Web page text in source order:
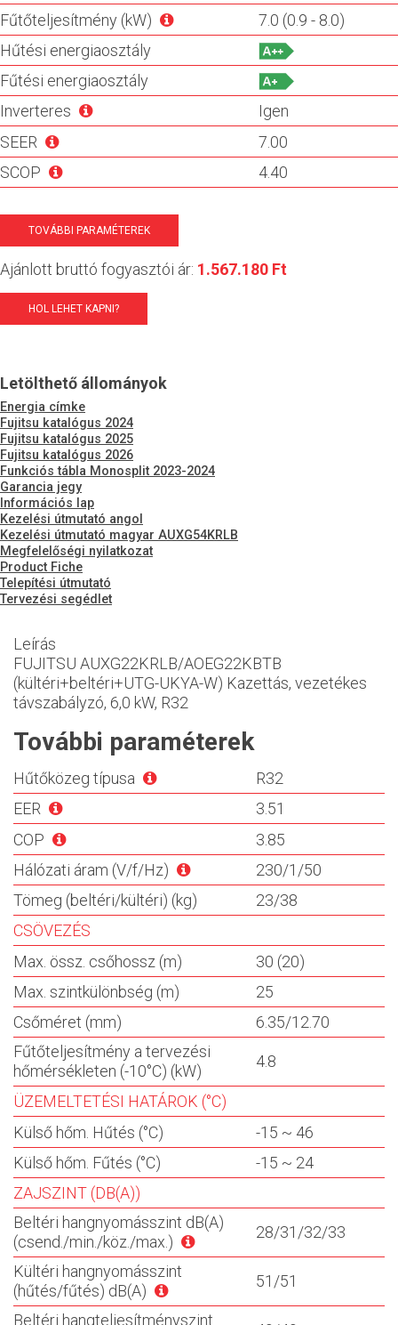
Fűtőteljesítmény (kW)
7.0 (0.9 - 8.0)
Hűtési energiaosztály
Fűtési energiaosztály
Inverteres
Igen
SEER
7.00
SCOP
4.40
TOVÁBBI PARAMÉTEREK
Ajánlott bruttó fogyasztói ár: 1.567.180 Ft
HOL LEHET KAPNI?
Letölthető állományok
Energia címke
Fujitsu katalógus 2024
Fujitsu katalógus 2025
Fujitsu katalógus 2026
Funkciós tábla Monosplit 2023-2024
Garancia jegy
Információs lap
Kezelési útmutató angol
Kezelési útmutató magyar AUXG54KRLB
Megfelelőségi nyilatkozat
Product Fiche
Telepítési útmutató
Tervezési segédlet
Leírás
FUJITSU AUXG22KRLB/AOEG22KBTB
(kültéri+beltéri+UTG-UKYA-W) Kazettás, vezetékes
távszabályzó, 6,0 kW, R32
További paraméterek
Hűtőközeg típusa
R32
EER
3.51
COP
3.85
Hálózati áram (V/f/Hz)
230/1/50
Tömeg (beltéri/kültéri) (kg)
23/38
CSÖVEZÉS
Max. össz. csőhossz (m)
30 (20)
Max. szintkülönbség (m)
25
Csőméret (mm)
6.35/12.70
Fűtőteljesítmény a tervezési
hőmérsékleten (-10°C) (kW)
4.8
ÜZEMELTETÉSI HATÁROK (°C)
Külső hőm. Hűtés (°C)
-15 ~ 46
Külső hőm. Fűtés (°C)
-15 ~ 24
ZAJSZINT (DB(A))
Beltéri hangnyomásszint dB(A)
(csend./min./köz./max.)
28/31/32/33
Kültéri hangnyomásszint
(hűtés/fűtés) dB(A)
51/51
Beltéri hangteljesítményszint